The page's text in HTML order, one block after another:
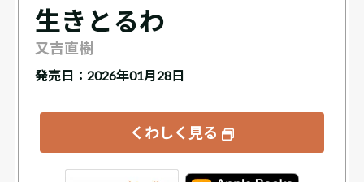
生きとるわ
又吉直樹
発売日：2026年01月28日
くわしく見る